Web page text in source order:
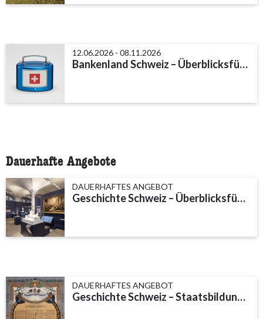
12.06.2026 - 08.11.2026
Bankenland Schweiz – Überblicksführung
Dauerhafte Angebote
DAUERHAFTES ANGEBOT
Geschichte Schweiz – Überblicksführung
DAUERHAFTES ANGEBOT
Geschichte Schweiz – Staatsbildung und neue Gesellschaft